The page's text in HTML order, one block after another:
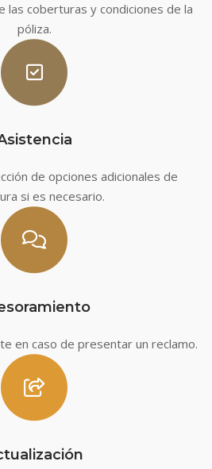
las coberturas y condiciones de la
póliza.
de opciones adicionales de
si es necesario.
en caso de presentar un reclamo.